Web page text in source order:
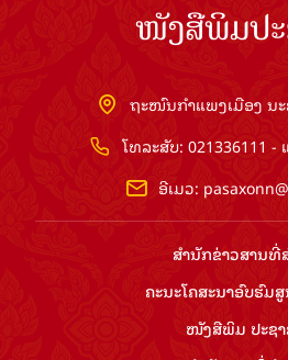
ໜັງສືພິມປະ
ຖະໜົນກຳແພງເມືອງ ນ
ໂທລະສັບ: 021336111 -
ອີເມວ:
ສຳ​ນັກ​ຂ່າວ​ສານ​ທີ່​
ຄະນະໂຄສະນາອົບຮົມ​
ໜັງສືພິມ ປະ​ຊ